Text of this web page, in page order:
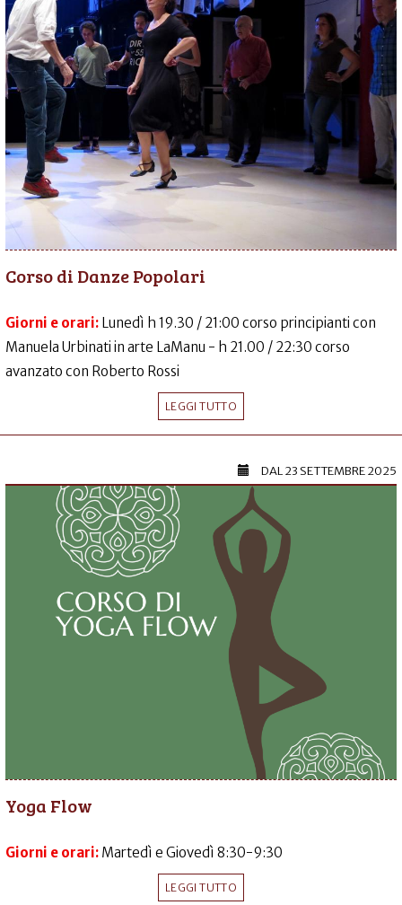
Corso di Danze Popolari
Giorni e orari: Lunedì h 19.30 / 21:00 corso principianti con
Manuela Urbinati in arte LaManu - h 21.00 / 22:30 corso
avanzato con Roberto Rossi
LEGGI TUTTO
DAL23 SETTEMBRE 2025
Yoga Flow
Giorni e orari: Martedì e Giovedì 8:30-9:30
LEGGI TUTTO